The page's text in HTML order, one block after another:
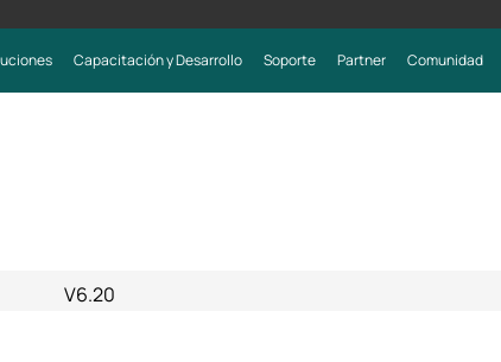
Capacitación y Desarrollo Soporte Partner Comunidad
V6.20